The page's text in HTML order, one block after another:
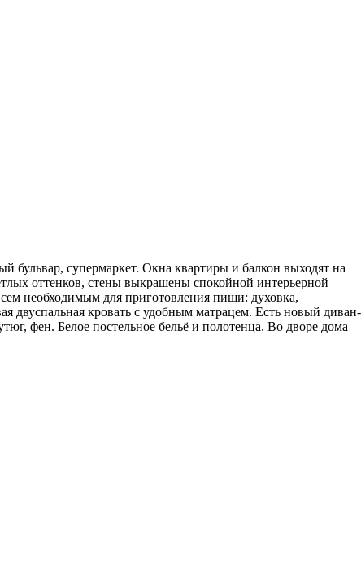
бульвар, супермаркет. Окна квартиры и балкон выходят на
оттенков, стены выкрашены спокойной интерьерной
необходимым для приготовления пищи: духовка,
двуспальная кровать с удобным матрацем. Есть новый диван-
фен. Белое постельное бельё и полотенца. Во дворе дома